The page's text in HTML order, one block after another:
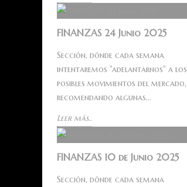
FINANZAS 24 Junio 2025
Sección, dónde cada semana
intentaremos "adelantarnos" a los
posibles movimientos del mercado,
recomendando algunas...
Leer más..
FINANZAS 10 de Junio 2025
Sección, dónde cada semana